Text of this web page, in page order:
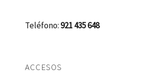
Teléfono:921 435 648
ACCESOS